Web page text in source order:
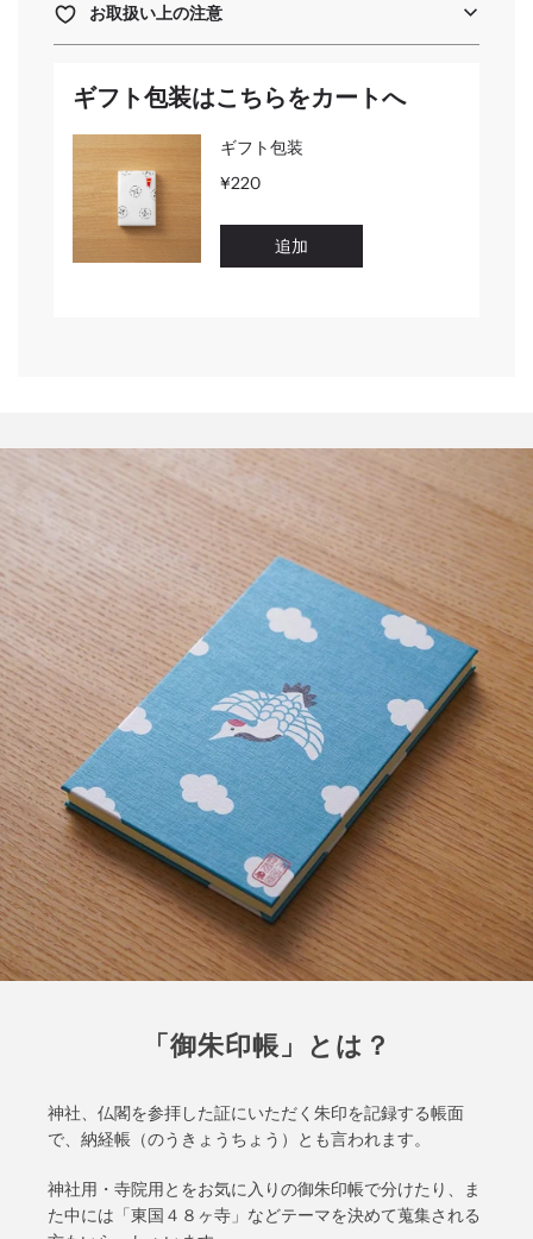
.
お取扱い上の注意
ギフト包装はこちらをカートへ
「御朱印帳」とは？
神社、仏閣を参拝した証にいただく朱印を記録する帳面
で、納経帳（のうきょうちょう）とも言われます。
神社用・寺院用とをお気に入りの御朱印帳で分けたり、ま
た中には「東国４８ヶ寺」などテーマを決めて蒐集される